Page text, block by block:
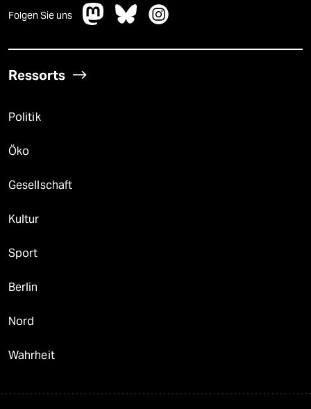
Folgen Sie uns
Ressorts
Politik
Öko
Gesellschaft
Kultur
Sport
Berlin
Nord
Wahrheit